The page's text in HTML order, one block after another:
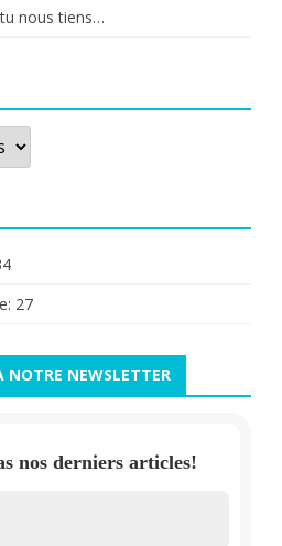
nous tiens…
27
NOTRE NEWSLETTER
nos derniers articles!